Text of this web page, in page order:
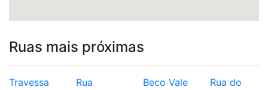
Ruas mais próximas
Travessa
Rua
Beco Vale
Rua do